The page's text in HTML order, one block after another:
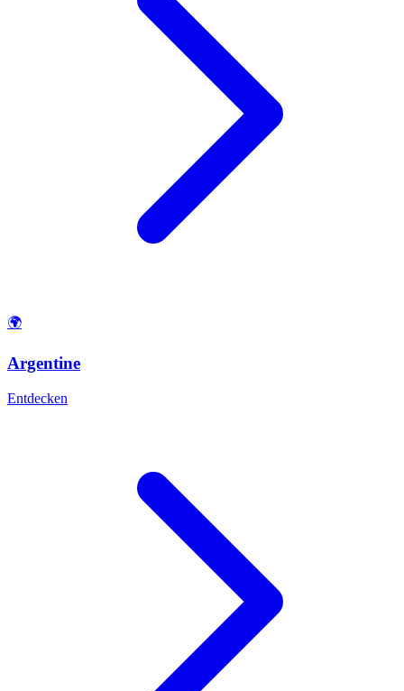
🌍
Argentine
Entdecken